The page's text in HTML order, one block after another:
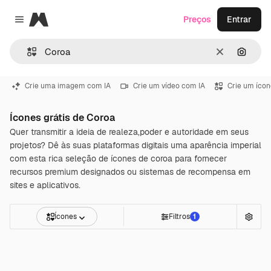
Close menu
Magnific
Limpar
Preços Entrar
Crie uma imagem com IA Crie um vídeo com IA Crie um
Ícones grátis de Coroa
Quer transmitir a ideia de realeza,poder e autoridade em seus
projetos? Dê às suas plataformas digitais uma aparência imperial
com esta rica seleção de ícones de coroa para fornecer
recursos premium designados ou sistemas de recompensa em
sites e aplicativos.
Ícones Filtros 1